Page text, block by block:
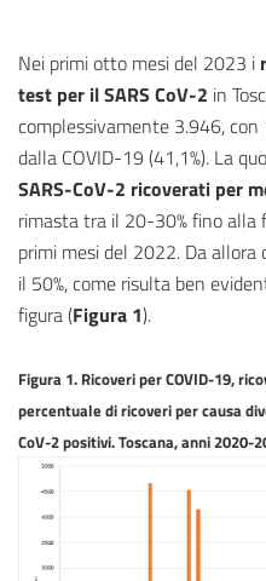
Nei primi otto mesi del 2023 i
test per il SARS CoV-2 in
complessivamente 3.946,
dalla COVID-19 (41,1%). La
SARS-CoV-2 ricoverati per
rimasta tra il 20-30% fino alla
primi mesi del 2022. Da
il 50%, come risulta ben
figura (Figura 1).
Figura 1. Ricoveri per COVID-19,
percentuale di ricoveri per causa
CoV-2 positivi. Toscana, anni 2020-